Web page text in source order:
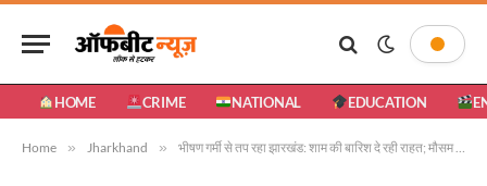
HOME CRIME NATIONAL EDUCATION
Home » Jharkhand » भीषण गर्मी से तप रहा झारखंड: शाम की बारिश दे रही राहत; मौसम विभाग का अलर्ट